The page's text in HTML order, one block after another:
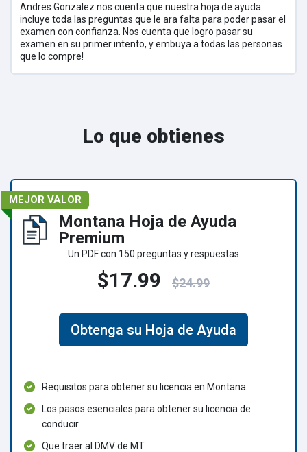
Andres Gonzalez nos cuenta que nuestra hoja de ayuda
incluye toda las preguntas que le ara falta para poder pasar el
examen con confianza. Nos cuenta que logro pasar su
examen en su primer intento, y embuya a todas las personas
que lo compre!
Lo que obtienes
MEJOR VALOR
Montana Hoja de Ayuda
Premium
Un PDF con 150 preguntas y respuestas
$17.99 $24.99
Obtenga su Hoja de Ayuda
Requisitos para obtener su licencia en Montana
Los pasos esenciales para obtener su licencia de
conducir
Que traer al DMV de MT